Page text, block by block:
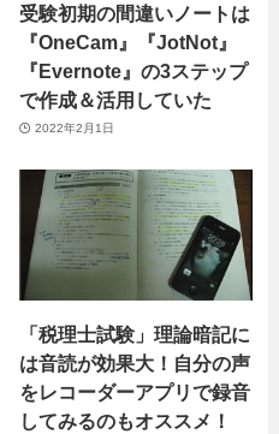
受験初期の間違いノートは
『OneCam』『JotNot』
『Evernote』の3ステップ
で作成＆活用していた
2022年2月1日
「税理士試験」理論暗記に
は音読が効果大！自分の声
をレコーダーアプリで録音
してみるのもオススメ！